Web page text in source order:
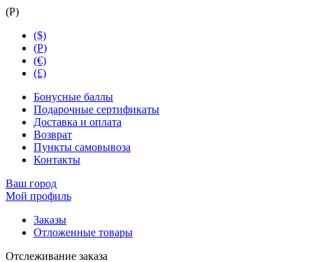
(Р)
($)
(Р)
(€)
(£)
Бонусные баллы
Подарочные сертификаты
Доставка и оплата
Возврат
Пункты самовывоза
Контакты
Ваш город
Мой профиль
Заказы
Отложенные товары
Отслеживание заказа